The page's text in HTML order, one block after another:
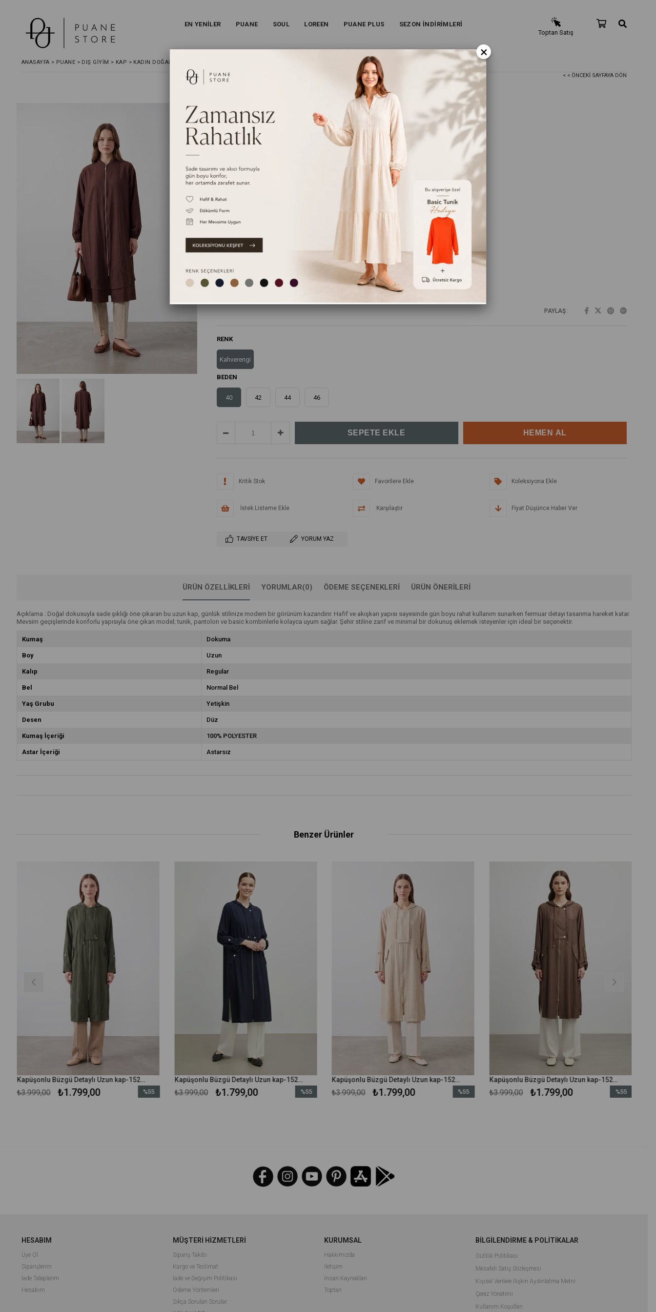
Toptan Satış
EN YENİLER PUANE SOUL LOREEN PUANE PLUS SEZON İNDİRİMLERİ
ANASAYFA > PUANE > DIŞ GİYİM > KAP > KADIN DOĞAL DOKULU FERMUARLI KAP -15270KAP - KAHVERENGI
< < ÖNCEKI SAYFAYA DÖN
Kadın Doğal Dokulu Fermuarlı Kap -15270KAP - Kahverengi
₺3.399,00
₺1.999,00
Bu ürünün yanında bunları da tavsiye ediyoruz.
PAYLAŞ :
RENK
Kahverengi
BEDEN
40 42 44 46
Kritik Stok Favorilere Ekle Koleksiyona Ekle
İstek Listeme Ekle Karşılaştır Fiyat Düşünce Haber Ver
TAVSIYE ET YORUM YAZ
ÜRÜN ÖZELLIKLERI YORUMLAR(0) ÖDEME SEÇENEKLERI ÜRÜN ÖNERILERI
Açıklama : Doğal dokusuyla sade şıklığı öne çıkaran bu uzun kap, günlük stilinize modern bir görünüm kazandırır. Hafif ve akışkan yapısı sayesinde gün boyu rahat kullanım sunarken fermuar detayı tasarıma hareket katar.
Mevsim geçişlerinde konforlu yapısıyla öne çıkan model; tunik, pantolon ve basic kombinlerle kolayca uyum sağlar. Şehir stiline zarif ve minimal bir dokunuş eklemek isteyenler için ideal bir seçenektir.
Kumaş Dokuma
Boy Uzun
Kalıp Regular
Bel Normal Bel
Yaş Grubu Yetişkin
Desen Düz
Kumaş İçeriği 100% POLYESTER
Astar İçeriği Astarsız
Benzer Ürünler
Kapüşonlu Büzgü Detaylı Uzun kap-15254 - Haki
₺1.799,00
₺3.999,00
%55
Kapüşonlu Büzgü Detaylı Uzun kap-15254 - Lacivert
₺1.799,00
₺3.999,00
%55
Kapüşonlu Büzgü Detaylı Uzun kap-15254 - Bej
₺1.799,00
₺3.999,00
%55
Kapüşonlu Büzgü Detaylı Uzun kap-15254 - Kahverengi
₺1.799,00
₺3.999,00
%55
HESABIM
Üye Ol
Siparişlerim
İade Taleplerim
Hesabım
MÜŞTERİ HİZMETLERİ
Sipariş Takibi
Kargo ve Teslimat
İade ve Değişim Politikası
Ödeme Yöntemleri
Sıkça Sorulan Sorular
KURUMSAL
Hakkımızda
İletişim
İnsan Kaynakları
Toptan
BİLGİLENDİRME & POLİTİKALAR
Gizlilik Politikası
Mesafeli Satış Sözleşmesi
Kişisel Verilere İlişkin Aydınlatma Metni
Çerez Yönetimi
Kullanım Koşulları
×